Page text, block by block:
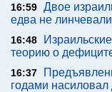
16:59 Двое
едва не линчевали
16:48
теорию о
16:37
годами насиловал